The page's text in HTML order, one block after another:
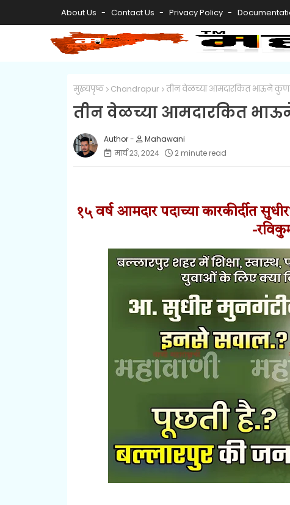
About Us Contact Us Privacy Policy
मुख्यपृष्ठ Chandrapur तीन वेळच्या आमदारकित भाऊने
तीन वेळच्या आमदारकित
Mahawani
मार्च २३, २०२४
2 minute read
१५ वर्ष आमदार पदाच्या कारकीर्दीत
-